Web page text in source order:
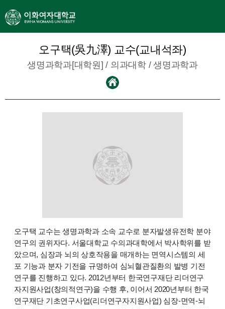
오구택(吳九澤) 교수(교내석좌)
생명과학과[대학원] / 의과대학/생명과학과
오구택 교수는 생명과학과 소속 교수로 분자발생유전학 분야
연구의 권위자다. 서울대학교 수의과대학에서 박사학위를 받
았으며, 심장과 뇌의 상호작용을 매개하는 면역시스템의 세
포 기능과 분자 기전을 규명하여 심뇌혈관질환의 발병 기전
연구를 진행하고 있다. 2012년부터 한국연구재단 리더연구
자지원사업(창의적연구)을 수행 후, 이어서 2020년부터 한국
연구재단 기초연구사업(리더연구자지원사업) 심장-면역-뇌